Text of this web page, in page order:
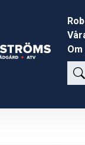
Sök
bland